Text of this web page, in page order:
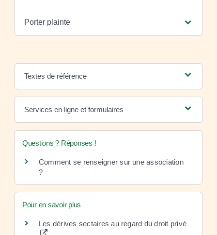
Porter plainte
Textes de référence
Services en ligne et formulaires
Questions ? Réponses !
Comment se renseigner sur une association
?
Pour en savoir plus
Les dérives sectaires au regard du droit privé